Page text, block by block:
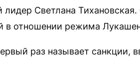
лидер Светлана
в отношении режима
раз называет санкции,